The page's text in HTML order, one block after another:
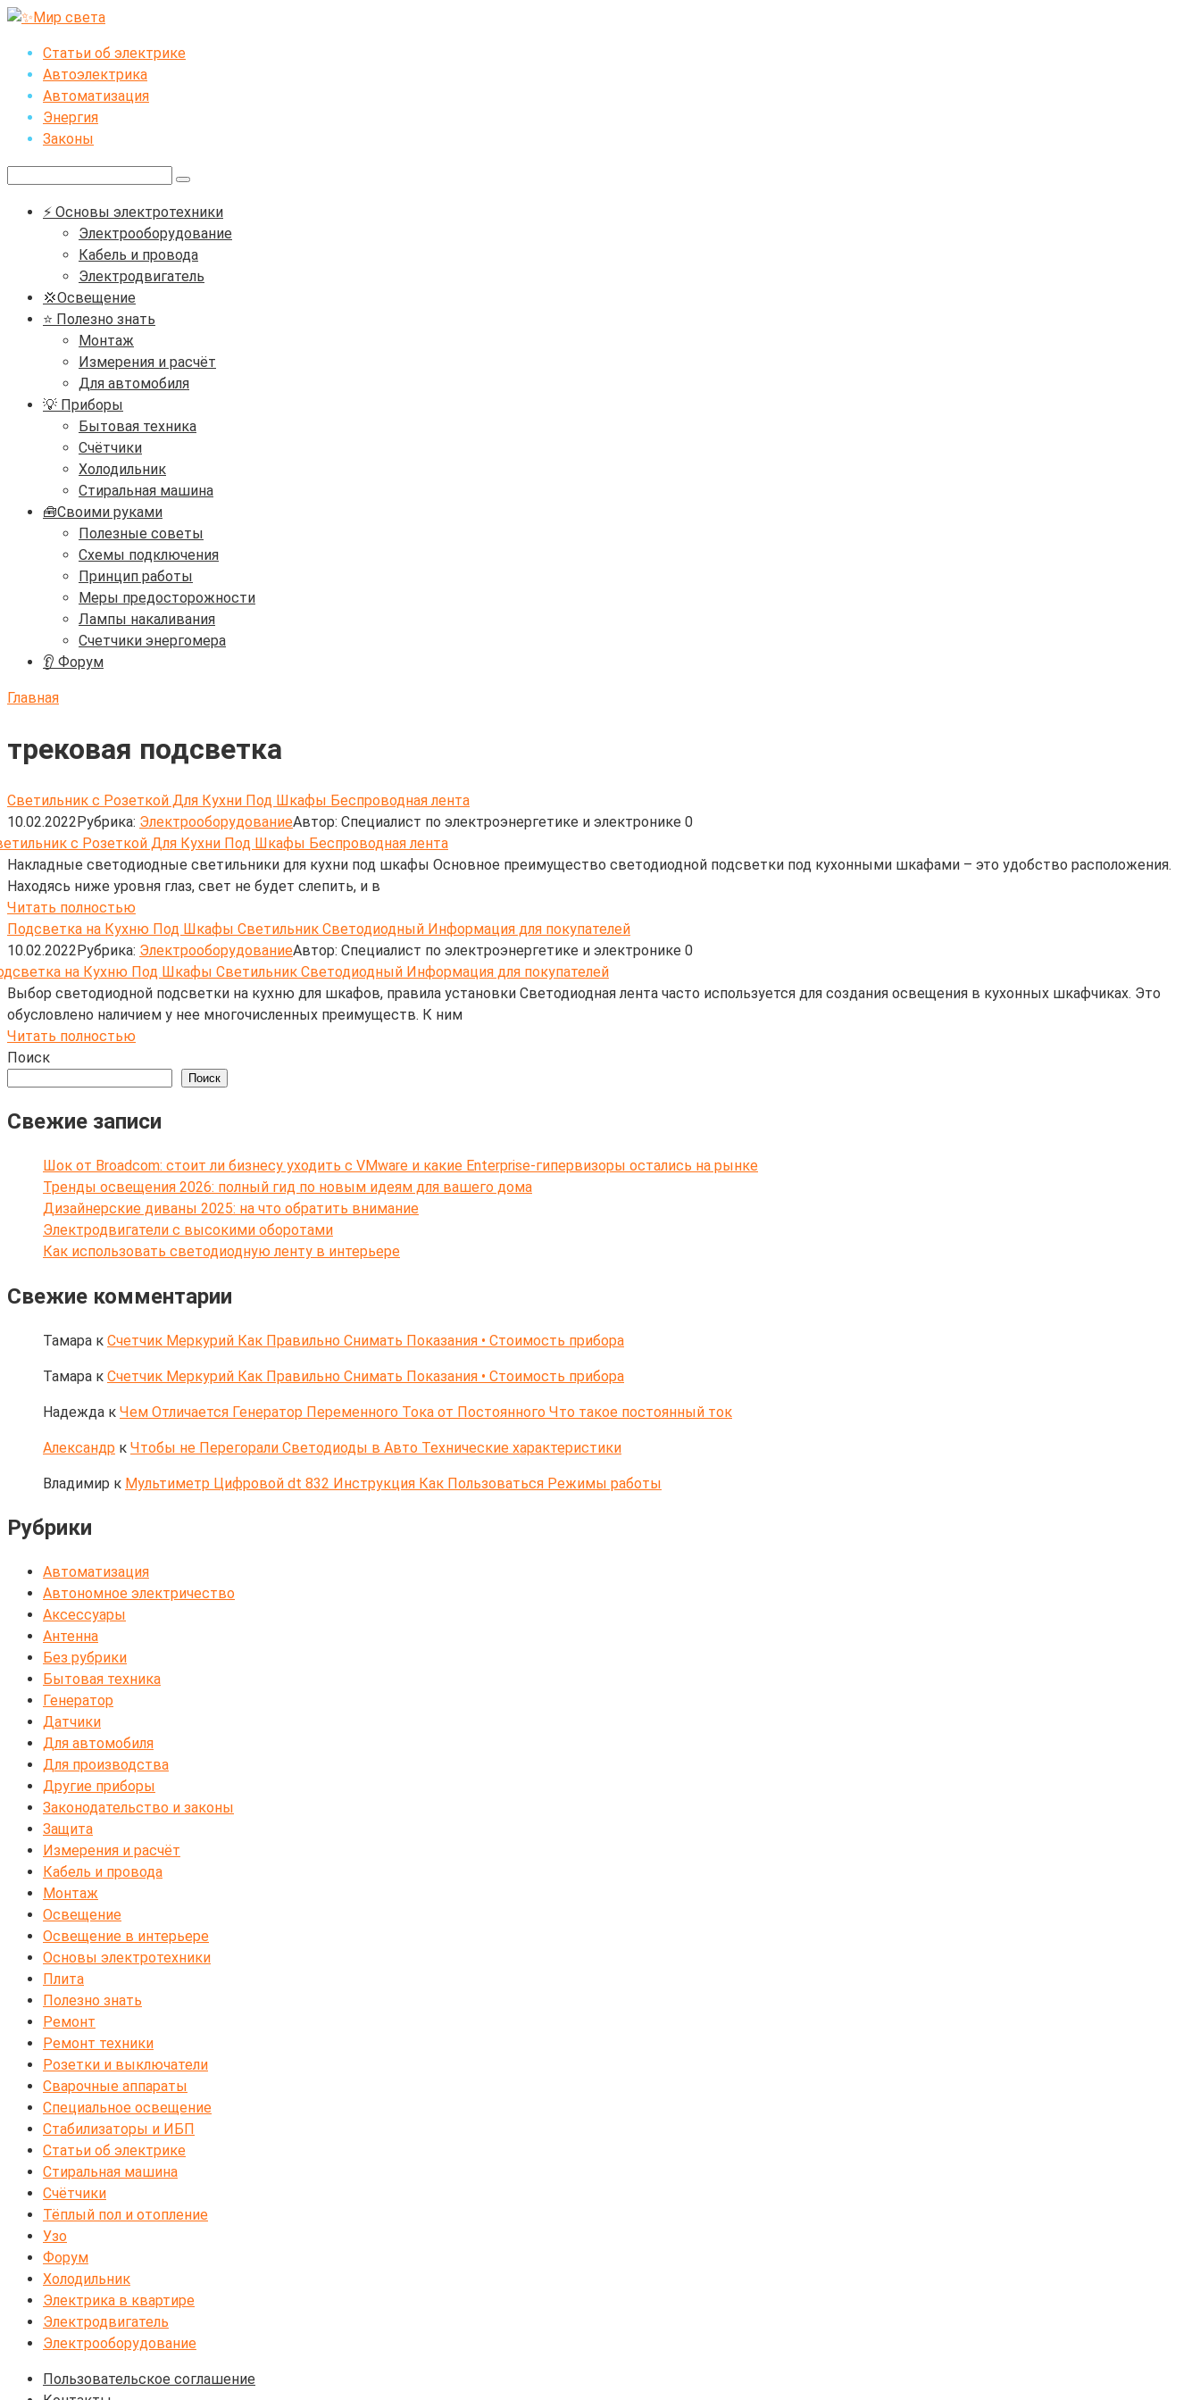
Перейти
контентуСтатьи об электрике
Автоэлектрика
Автоматизация
Энергия
Законы
⚡ Основы электротехники
Электрооборудование
Кабель и провода
Электродвигатель
💢Освещение
⭐ Полезно знать
Монтаж
Измерения и расчёт
Для автомобиля
💡 Приборы
Бытовая техника
Счётчики
Холодильник
Стиральная машина
🧰Своими руками
Полезные советы
Схемы подключения
Принцип работы
Меры предосторожности
Лампы накаливания
Счетчики энергомера
👂 Форум
Главная
трековая подсветка
Светильник с Розеткой Для Кухни Под Шкафы Беспроводная лента
10.02.2022Рубрика: ЭлектрооборудованиеАвтор: Cпециалист по электроэнергетике и электронике 0
Накладные светодиодные светильники для кухни под шкафы Основное преимущество светодиодной подсветки под кухонными шкафами – это удобство расположения.
Находясь ниже уровня глаз, свет не будет слепить, и в
Читать полностью
Подсветка на Кухню Под Шкафы Светильник Светодиодный Информация для покупателей
10.02.2022Рубрика: ЭлектрооборудованиеАвтор: Cпециалист по электроэнергетике и электронике 0
Выбор светодиодной подсветки на кухню для шкафов, правила установки Светодиодная лента часто используется для создания освещения в кухонных шкафчиках. Это
обусловлено наличием у нее многочисленных преимуществ. К ним
Читать полностью
Поиск
Поиск
Свежие записи
Шок от Broadcom: стоит ли бизнесу уходить с VMware и какие Enterprise-гипервизоры остались на рынке
Тренды освещения 2026: полный гид по новым идеям для вашего дома
Дизайнерские диваны 2025: на что обратить внимание
Электродвигатели с высокими оборотами
Как использовать светодиодную ленту в интерьере
Свежие комментарии
Тамара к Счетчик Меркурий Как Правильно Снимать Показания • Стоимость прибора
Тамара к Счетчик Меркурий Как Правильно Снимать Показания • Стоимость прибора
Надежда к Чем Отличается Генератор Переменного Тока от Постоянного Что такое постоянный ток
Александр к Чтобы не Перегорали Светодиоды в Авто Технические характеристики
Владимир к Мультиметр Цифровой dt 832 Инструкция Как Пользоваться Режимы работы
Рубрики
Автоматизация
Автономное электричество
Аксессуары
Антенна
Без рубрики
Бытовая техника
Генератор
Датчики
Для автомобиля
Для производства
Другие приборы
Законодательство и законы
Защита
Измерения и расчёт
Кабель и провода
Монтаж
Освещение
Освещение в интерьере
Основы электротехники
Плита
Полезно знать
Ремонт
Ремонт техники
Розетки и выключатели
Сварочные аппараты
Специальное освещение
Стабилизаторы и ИБП
Статьи об электрике
Стиральная машина
Счётчики
Тёплый пол и отопление
Узо
Форум
Холодильник
Электрика в квартире
Электродвигатель
Электрооборудование
Пользовательское соглашение